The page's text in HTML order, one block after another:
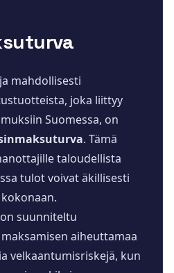
mahdollisesti
joka liittyy
Suomessa, on
. Tämä
taloudellista
tulot voivat äkillisesti
suunniteltu
aiheuttamaa
velkaantumisriskejä, kun